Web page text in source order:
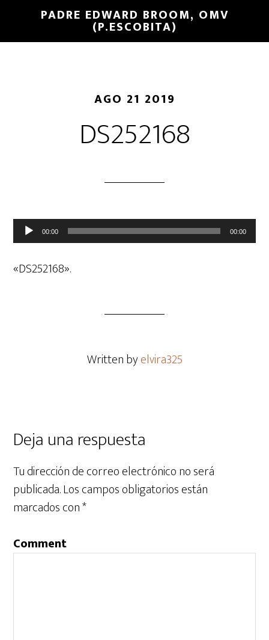
PADRE EDWARD BROOM, OMV
(P.ESCOBITA)
AGO 21 2019
DS252168
Reproductor
de
audio
00:00 00:00
«DS252168».
Written byelvira325
Deja una respuesta
Tu dirección de correo electrónico no será
publicada.Los campos obligatorios están
marcados con*
Comment